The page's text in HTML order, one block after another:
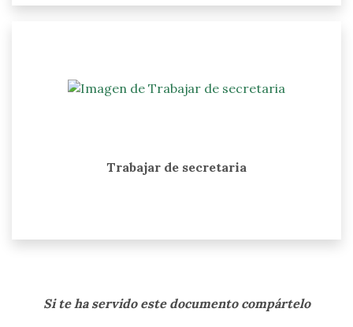
Trabajar de secretaria
Si te ha servido este documento compártelo